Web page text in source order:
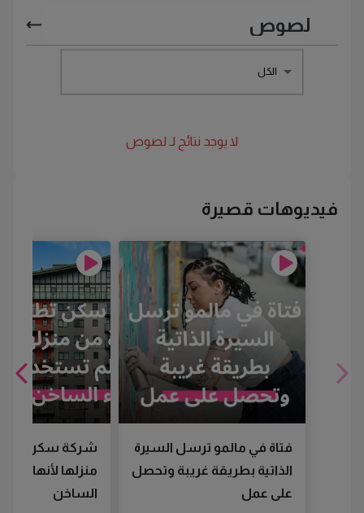
الكل
لا يوجد نتائج لـ لصوص
فيديوهات قصيرة
فتاة في مالمو ترسل السيرة
الذاتية بطريقة غريبة وتحصل
على عمل
شركة سكن
منزلها لأنها لم
الساخن